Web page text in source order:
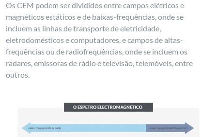
Os CEM podem ser divididos entre campos elétricos e
magnéticos estáticos e de baixas-frequências, onde se
incluem as linhas de transporte de eletricidade,
eletrodomésticos e computadores, e campos de altas-
frequências ou de radiofrequências, onde se incluem os
radares, emissoras de rádio e televisão, telemóveis, entre
outros.